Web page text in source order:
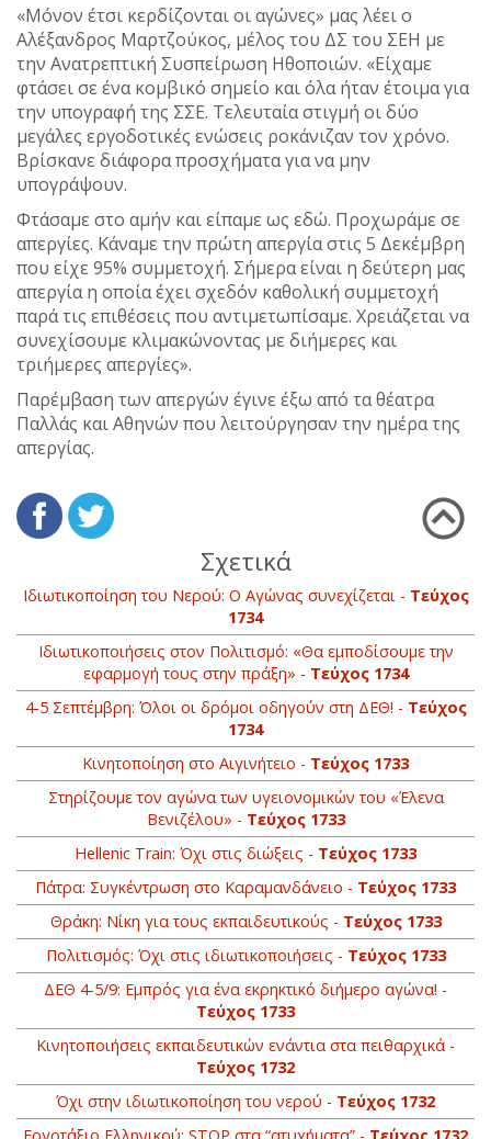
«Μόνον έτσι κερδίζονται οι αγώνες» μας λέει ο
Αλέξανδρος Μαρτζούκος, μέλος του ΔΣ του ΣΕΗ με
την Ανατρεπτική Συσπείρωση Ηθοποιών. «Είχαμε
φτάσει σε ένα κομβικό σημείο και όλα ήταν έτοιμα για
την υπογραφή της ΣΣΕ. Τελευταία στιγμή οι δύο
μεγάλες εργοδοτικές ενώσεις ροκάνιζαν τον χρόνο.
Βρίσκανε διάφορα προσχήματα για να μην
υπογράψουν.
Φτάσαμε στο αμήν και είπαμε ως εδώ. Προχωράμε σε
απεργίες. Κάναμε την πρώτη απεργία στις 5 Δεκέμβρη
που είχε 95% συμμετοχή. Σήμερα είναι η δεύτερη μας
απεργία η οποία έχει σχεδόν καθολική συμμετοχή
παρά τις επιθέσεις που αντιμετωπίσαμε. Χρειάζεται να
συνεχίσουμε κλιμακώνοντας με διήμερες και
τριήμερες απεργίες».
Παρέμβαση των απεργών έγινε έξω από τα θέατρα
Παλλάς και Αθηνών που λειτούργησαν την ημέρα της
απεργίας.
Σχετικά
Ιδιωτικοποίηση του Νερού: Ο Αγώνας συνεχίζεται - Τεύχος
1734
Ιδιωτικοποιήσεις στον Πολιτισμό: «Θα εμποδίσουμε την
εφαρμογή τους στην πράξη» - Τεύχος 1734
4-5 Σεπτέμβρη: Όλοι οι δρόμοι οδηγούν στη ΔΕΘ! - Τεύχος
1734
Κινητοποίηση στο Αιγινήτειο - Τεύχος 1733
Στηρίζουμε τον αγώνα των υγειονομικών του «Έλενα
Βενιζέλου» - Τεύχος 1733
Hellenic Train: Όχι στις διώξεις - Τεύχος 1733
Πάτρα: Συγκέντρωση στο Καραμανδάνειο - Τεύχος 1733
Θράκη: Νίκη για τους εκπαιδευτικούς - Τεύχος 1733
Πολιτισμός: Όχι στις ιδιωτικοποιήσεις - Τεύχος 1733
ΔΕΘ 4-5/9: Εμπρός για ένα εκρηκτικό διήμερο αγώνα! -
Τεύχος 1733
Κινητοποιήσεις εκπαιδευτικών ενάντια στα πειθαρχικά -
Τεύχος 1732
Όχι στην ιδιωτικοποίηση του νερού - Τεύχος 1732